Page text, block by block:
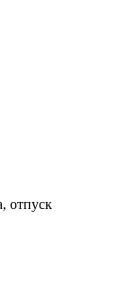
отпуск